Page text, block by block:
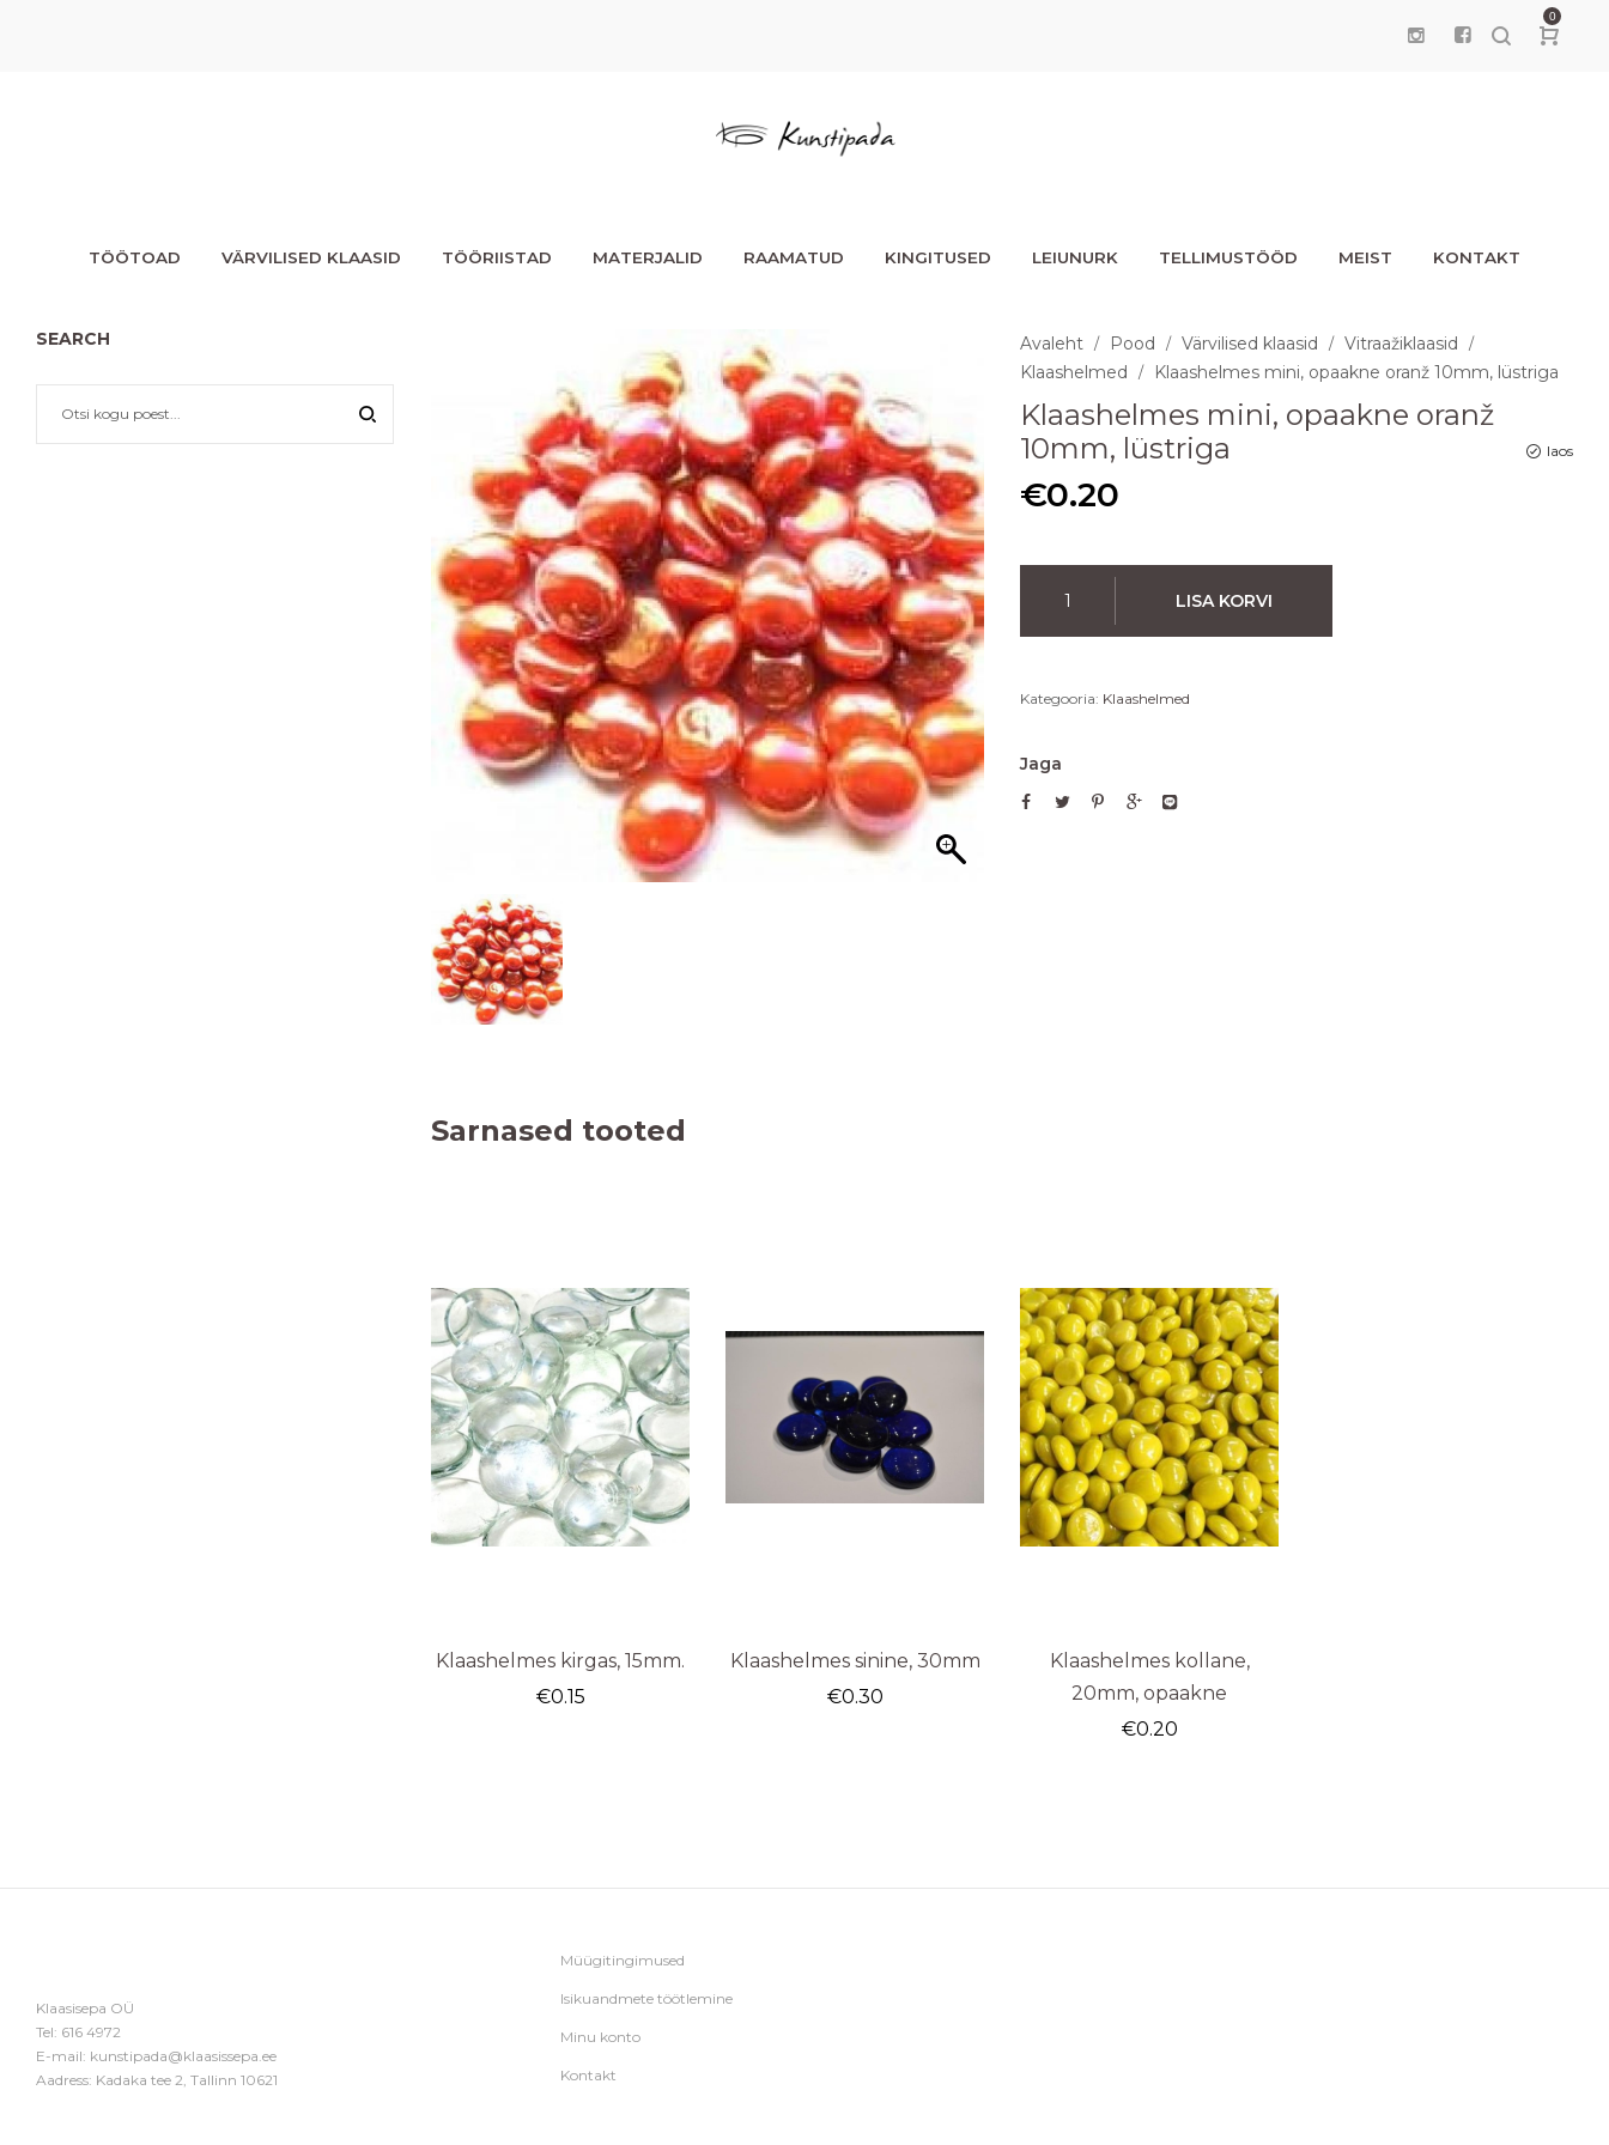
0
TÖÖTOAD VÄRVILISED KLAASID TÖÖRIISTAD MATERJALID RAAMATUD KINGITUSED LEIUNURK TELLIMUSTÖÖD MEIST KONTAKT
Avaleht / Pood / Värvilised klaasid / Vitraažiklaasid /
Klaashelmed / Klaashelmes mini, opaakne oranž 10mm, lüstriga
Klaashelmes mini, opaakne oranž
10mm, lüstriga
laos
€0.20
LISA KORVI
Kategooria: Klaashelmed
Jaga
Sarnased tooted
Klaashelmes kirgas, 15mm.
€0.15
Klaashelmes sinine, 30mm
€0.30
Klaashelmes kollane,
20mm, opaakne
€0.20
SEARCH
Klaasisepa OÜ
Tel: 616 4972
E-mail: kunstipada@klaasissepa.ee
Aadress: Kadaka tee 2, Tallinn 10621
Müügitingimused
Isikuandmete töötlemine
Minu konto
Kontakt